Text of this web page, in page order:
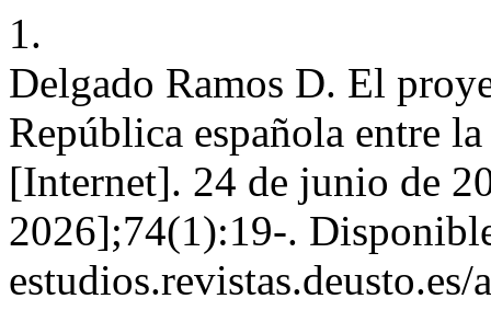
1.
Delgado Ramos D. El
República española entre
[Internet]. 24 de junio de
2026];74(1):19-.